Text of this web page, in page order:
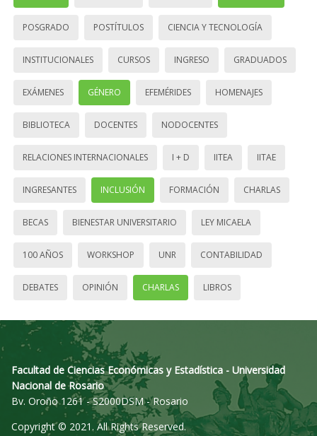
POSGRADO POSTÍTULOS CIENCIA Y TECNOLOGÍA
INSTITUCIONALES CURSOS INGRESO GRADUADOS
EXÁMENES GÉNERO EFEMÉRIDES HOMENAJES
BIBLIOTECA DOCENTES NODOCENTES
RELACIONES INTERNACIONALES I + D IITEA IITAE
INGRESANTES INCLUSIÓN FORMACIÓN CHARLAS
BECAS BIENESTAR UNIVERSITARIO LEY MICAELA
100 AÑOS WORKSHOP UNR CONTABILIDAD
DEBATES OPINIÓN CHARLAS LIBROS
Facultad de Ciencias Económicas y Estadística - Universidad
Nacional de Rosario
Bv. Oroño 1261 - S2000DSM - Rosario
Copyright © 2021. All Rights Reserved.